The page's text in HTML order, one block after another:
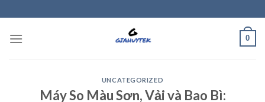
to
content
0
UNCATEGORIZED
Máy So Màu Sơn, Vải và Bao Bì: